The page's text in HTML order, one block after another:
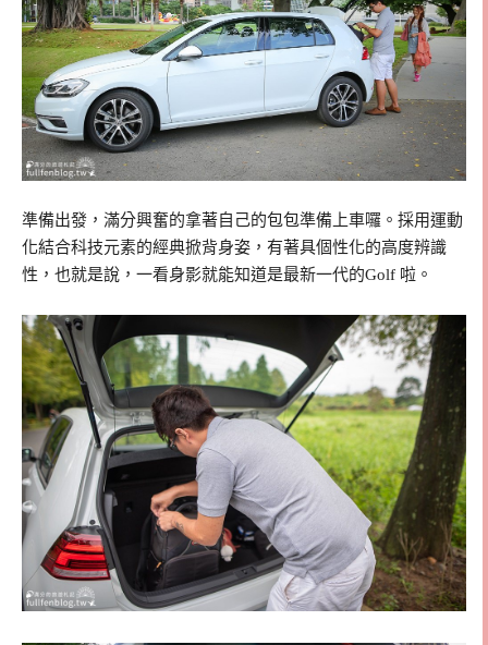
準備出發，滿分興奮的拿著自己的包包準備上車囉。採用運動
化結合科技元素的經典掀背身姿，有著具個性化的高度辨識
性，也就是說，一看身影就能知道是最新一代的Golf 啦。